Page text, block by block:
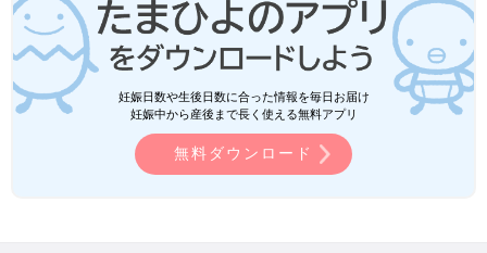
妊娠日数や生後日数に合った情報を毎日お届け
妊娠中から産後まで長く使える無料アプリ
無料ダウンロード